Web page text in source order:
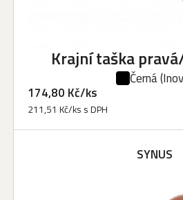
Krajní taška
Černá
174,80 Kč/ks
211,51 Kč/ks s DPH
SYNUS